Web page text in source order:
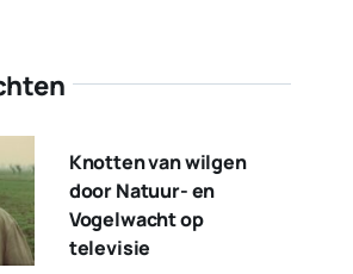
Knotten van wilgen
door Natuur- en
Vogelwacht op
televisie